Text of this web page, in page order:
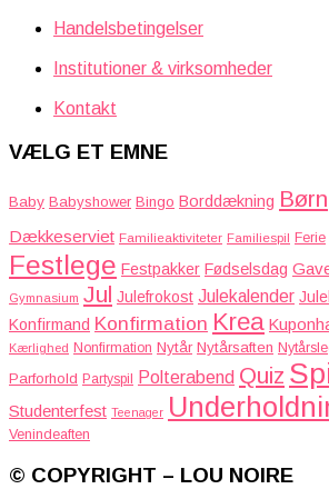
Handelsbetingelser
Institutioner & virksomheder
Kontakt
VÆLG ET EMNE
Baby Babyshower Bingo Borddækning Børn
Dækkeserviet Familieaktiviteter Familiespil Ferie
Festlege Festpakker Fødselsdag
Gymnasium Jul Julefrokost Julekalender
Konfirmand Konfirmation Krea
Kærlighed Nonfirmation Nytår Nytårsaften
Parforhold Partyspil Polterabend Quiz
Studenterfest Teenager
Venindeaften
© COPYRIGHT – LOU NOIRE